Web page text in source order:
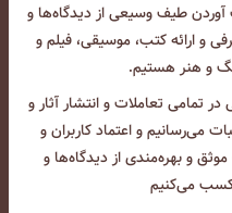
طیف وسیعی از دیدگاه‌ها و
و ارائه کتب، موسیقی، فیلم و
و هنر هستیم.
در تمامی تعاملات و انتشار آثار و
می‌رسانیم و اعتماد کاربران و
و بهره‌مندی از دیدگاه‌ها و
کسب می‌کنیم